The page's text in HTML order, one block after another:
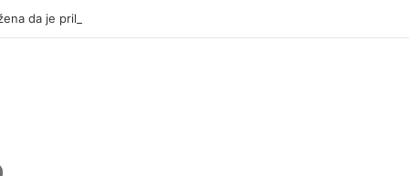
da je prikrila 370.000 KM